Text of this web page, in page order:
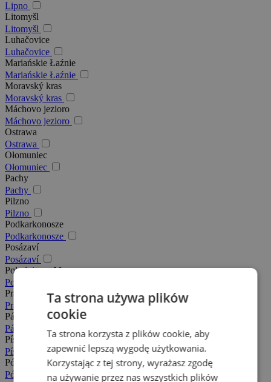
Lipno
Litomyšl
Litomyšl
Luhačovice
Luhačovice
Mariańskie Łaźnie
Mariańskie Łaźnie
Moravský kras
Moravský kras
Máchovo jezioro
Máchovo jezioro
Ostrawa
Ostrawa
Ołomuniec
Ołomuniec
Pachy
Pachy
Pilzno
Pilzno
Podkarkonosze
Podkarkonosze
Posázaví
Posázaví
Południowe Morawy
Południowe Morawy
Praga
Praga
Pálava
Pálava
Písek
Písek
Północne Morawy
Północne Morawy
Ta strona używa plików
cookie
Ta strona korzysta z plików cookie, aby
zapewnić lepszą wygodę użytkowania.
Korzystając z tej strony, wyrażasz zgodę
na używanie przez nas wszystkich plików